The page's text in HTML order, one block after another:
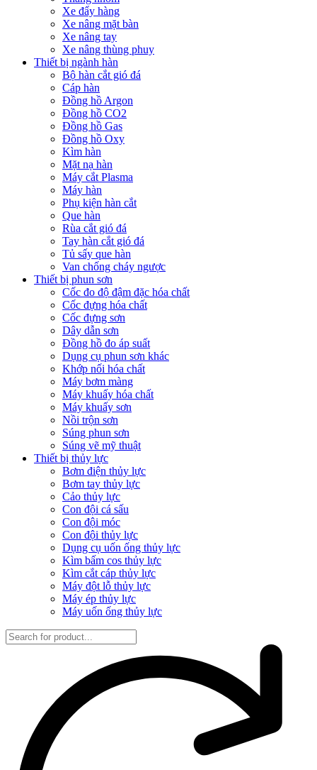
Xe đẩy hàng
Xe nâng mặt bàn
Xe nâng tay
Xe nâng thùng phuy
Thiết bị ngành hàn
Bộ hàn cắt gió đá
Cáp hàn
Đồng hồ Argon
Đồng hồ CO2
Đồng hồ Gas
Đồng hồ Oxy
Kìm hàn
Mặt nạ hàn
Máy cắt Plasma
Máy hàn
Phụ kiện hàn cắt
Que hàn
Rùa cắt gió đá
Tay hàn cắt gió đá
Tủ sấy que hàn
Van chống cháy ngược
Thiết bị phun sơn
Cốc đo độ đậm đặc hóa chất
Cốc đựng hóa chất
Cốc đựng sơn
Dây dẫn sơn
Đồng hồ đo áp suất
Dụng cụ phun sơn khác
Khớp nối hóa chất
Máy bơm màng
Máy khuấy hóa chất
Máy khuấy sơn
Nồi trộn sơn
Súng phun sơn
Súng vẽ mỹ thuật
Thiết bị thủy lực
Bơm điện thủy lực
Bơm tay thủy lực
Cảo thủy lực
Con đội cá sấu
Con đội móc
Con đội thủy lực
Dụng cụ uốn ống thủy lực
Kìm bấm cos thủy lực
Kìm cắt cáp thủy lực
Máy đột lỗ thủy lực
Máy ép thủy lực
Máy uốn ống thủy lực